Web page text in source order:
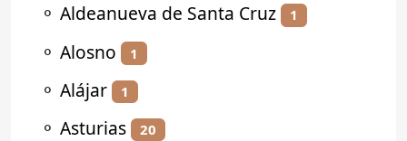
⚬ Aldeanueva de Santa Cruz 1
⚬ Alosno 1
⚬ Alájar 1
⚬ Asturias 20